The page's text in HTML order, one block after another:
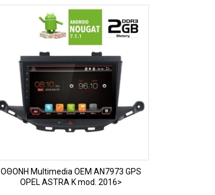
ΠΡΟΒΟΛΗ
OΘΟΝΗ Multimedia OEM AN7973 GPS
OPEL ASTRA K mod. 2016>